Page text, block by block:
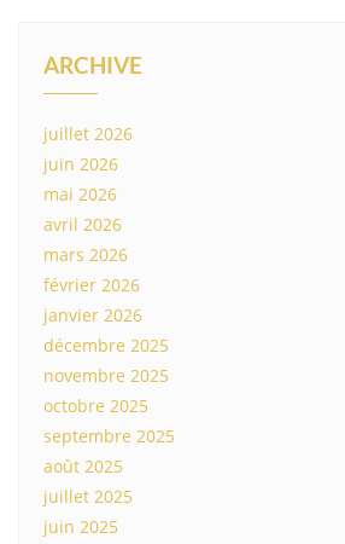
ARCHIVE
juillet 2026
juin 2026
mai 2026
avril 2026
mars 2026
février 2026
janvier 2026
décembre 2025
novembre 2025
octobre 2025
septembre 2025
août 2025
juillet 2025
juin 2025